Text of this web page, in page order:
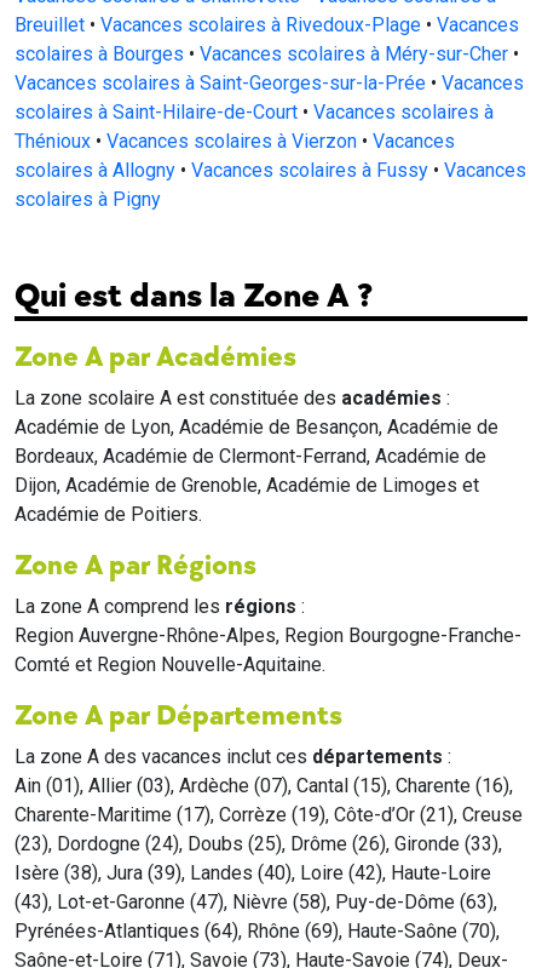
Breuillet • Vacances scolaires à Rivedoux-Plage • Vacances
scolaires à Bourges • Vacances scolaires à Méry-sur-Cher •
Vacances scolaires à Saint-Georges-sur-la-Prée • Vacances
scolaires à Saint-Hilaire-de-Court • Vacances scolaires à
Thénioux • Vacances scolaires à Vierzon • Vacances
scolaires à Allogny • Vacances scolaires à Fussy • Vacances
scolaires à Pigny
Qui est dans la Zone A ?
Zone A par Académies
La zone scolaire A est constituée des académies :
Académie de Lyon, Académie de Besançon, Académie de
Bordeaux, Académie de Clermont-Ferrand, Académie de
Dijon, Académie de Grenoble, Académie de Limoges et
Académie de Poitiers.
Zone A par Régions
La zone A comprend les régions :
Region Auvergne-Rhône-Alpes, Region Bourgogne-Franche-
Comté et Region Nouvelle-Aquitaine.
Zone A par Départements
La zone A des vacances inclut ces départements :
Ain (01), Allier (03), Ardèche (07), Cantal (15), Charente (16),
Charente-Maritime (17), Corrèze (19), Côte-d’Or (21), Creuse
(23), Dordogne (24), Doubs (25), Drôme (26), Gironde (33),
Isère (38), Jura (39), Landes (40), Loire (42), Haute-Loire
(43), Lot-et-Garonne (47), Nièvre (58), Puy-de-Dôme (63),
Pyrénées-Atlantiques (64), Rhône (69), Haute-Saône (70),
Saône-et-Loire (71), Savoie (73), Haute-Savoie (74), Deux-